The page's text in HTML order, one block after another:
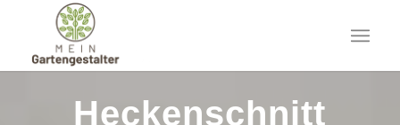
Heckenschnitt